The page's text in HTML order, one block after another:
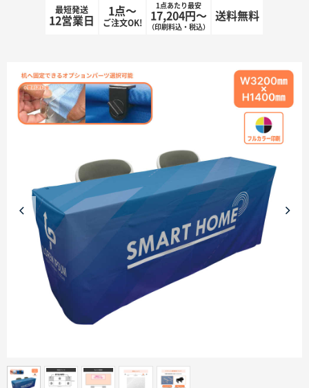
商品カテゴリーから探す
ターゲットから探す
目的・シーンから探す
印刷色から探す
最短発送
12営業日
1点〜
ご注文OK!
1点あたり最安
17,204円〜
（印刷料込・税込）
送料無料